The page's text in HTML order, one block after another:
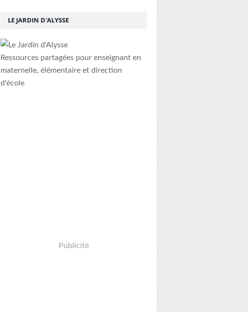
LE JARDIN D'ALYSSE
Ressources partagées pour enseignant en
maternelle, élémentaire et direction
d'école
Publicité